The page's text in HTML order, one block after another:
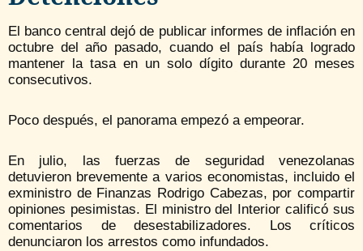
El banco central dejó de publicar informes de inflación en
octubre del año pasado, cuando el país había logrado
mantener la tasa en un solo dígito durante 20 meses
consecutivos.
Poco después, el panorama empezó a empeorar.
En julio, las fuerzas de seguridad venezolanas
detuvieron brevemente a varios economistas, incluido el
exministro de Finanzas Rodrigo Cabezas, por compartir
opiniones pesimistas. El ministro del Interior calificó sus
comentarios de desestabilizadores. Los críticos
denunciaron los arrestos como infundados.